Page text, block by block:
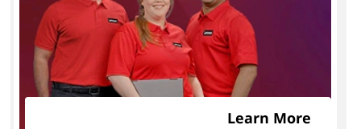
Learn More